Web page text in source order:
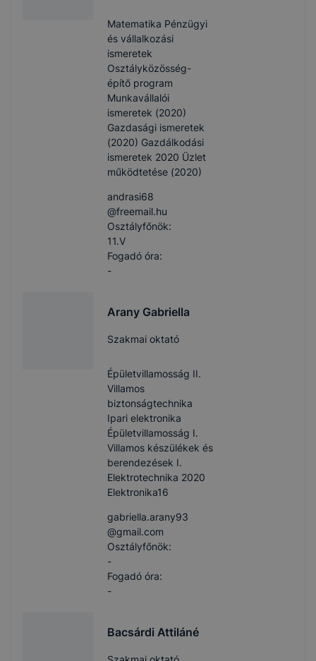
Matematika Pénzügyi
és vállalkozási
ismeretek
Osztályközösség-
építő program
Munkavállalói
ismeretek (2020)
Gazdasági ismeretek
(2020) Gazdálkodási
ismeretek 2020 Üzlet
működtetése (2020)
andrasi68​
@freemail.hu
Osztályfőnök:
11.V
Fogadó óra:
-
Arany Gabriella
Szakmai oktató
Épületvillamosság II.
Villamos
biztonságtechnika
Ipari elektronika
Épületvillamosság I.
Villamos készülékek és
berendezések I.
Elektrotechnika 2020
Elektronika16
gabriella.arany93​
@gmail.com
Osztályfőnök:
-
Fogadó óra:
-
Bacsárdi Attiláné